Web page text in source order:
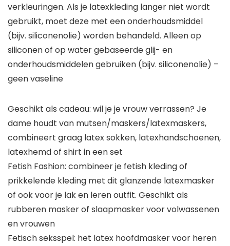
verkleuringen. Als je latexkleding langer niet wordt
gebruikt, moet deze met een onderhoudsmiddel
(bijv. siliconenolie) worden behandeld. Alleen op
siliconen of op water gebaseerde glij- en
onderhoudsmiddelen gebruiken (bijv. siliconenolie) –
geen vaseline
Geschikt als cadeau: wil je je vrouw verrassen? Je
dame houdt van mutsen/maskers/latexmaskers,
combineert graag latex sokken, latexhandschoenen,
latexhemd of shirt in een set
Fetish Fashion: combineer je fetish kleding of
prikkelende kleding met dit glanzende latexmasker
of ook voor je lak en leren outfit. Geschikt als
rubberen masker of slaapmasker voor volwassenen
en vrouwen
Fetisch seksspel: het latex hoofdmasker voor heren